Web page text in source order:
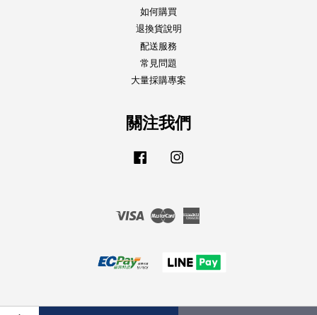
如何購買
退換貨說明
配送服務
常見問題
大量採購專案
關注我們
Facebook
Visa Master